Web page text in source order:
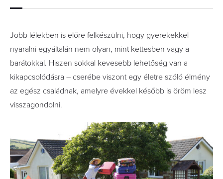
Jobb lélekben is előre felkészülni, hogy gyerekekkel
nyaralni egyáltalán nem olyan, mint kettesben vagy a
barátokkal. Hiszen sokkal kevesebb lehetőség van a
kikapcsolódásra – cserébe viszont egy életre szóló élmény
az egész családnak, amelyre évekkel később is öröm lesz
visszagondolni.